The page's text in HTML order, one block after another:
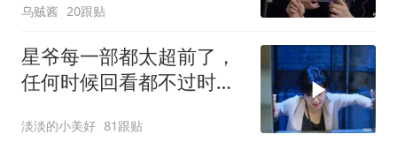
乌贼酱 20跟贴
星爷每一部都太超前了，
任何时候回看都不过时，
淡淡的小美好 81跟贴